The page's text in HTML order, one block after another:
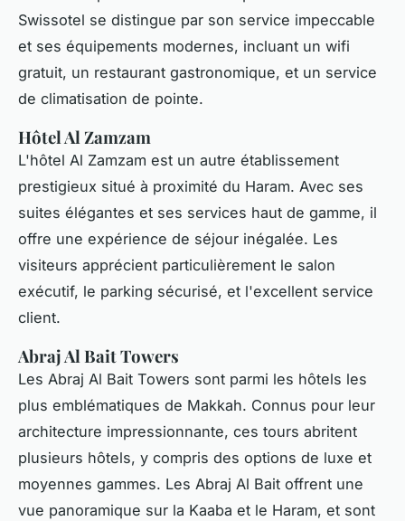
Swissotel se distingue par son service impeccable
et ses équipements modernes, incluant un wifi
gratuit, un restaurant gastronomique, et un service
de climatisation de pointe.
Hôtel Al Zamzam
L'hôtel Al Zamzam est un autre établissement
prestigieux situé à proximité du Haram. Avec ses
suites élégantes et ses services haut de gamme, il
offre une expérience de séjour inégalée. Les
visiteurs apprécient particulièrement le salon
exécutif, le parking sécurisé, et l'excellent service
client.
Abraj Al Bait Towers
Les Abraj Al Bait Towers sont parmi les hôtels les
plus emblématiques de Makkah. Connus pour leur
architecture impressionnante, ces tours abritent
plusieurs hôtels, y compris des options de luxe et
moyennes gammes. Les Abraj Al Bait offrent une
vue panoramique sur la Kaaba et le Haram, et sont